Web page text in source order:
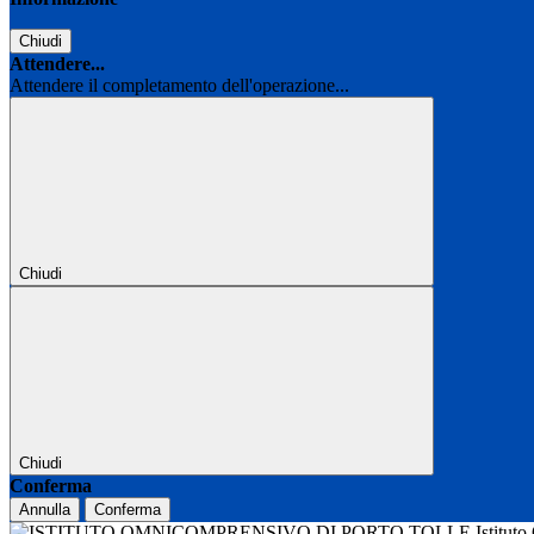
Chiudi
Attendere...
Attendere il completamento dell'operazione...
Chiudi
Chiudi
Conferma
Annulla Conferma